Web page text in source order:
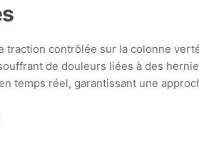
traction contrôlée sur la colonne
de douleurs liées à des
temps réel, garantissant une